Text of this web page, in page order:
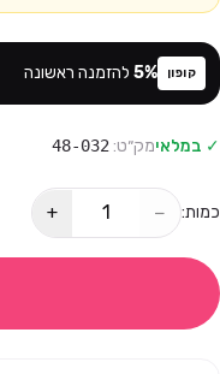
קופון 5% להזמנה ראשונה
✓ במלאימק״ט: 48-032
כמות: −
+